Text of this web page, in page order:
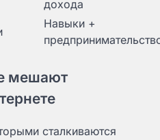
дохода
Навыки +
мешают
сталкиваются